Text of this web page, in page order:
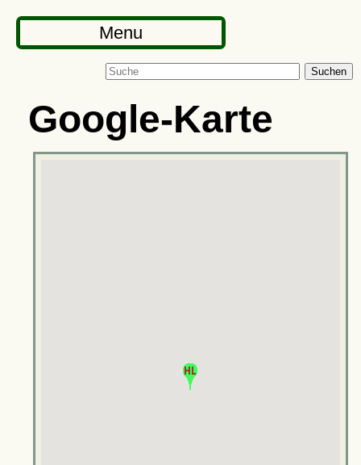
Menu
Suchen
Google-Karte